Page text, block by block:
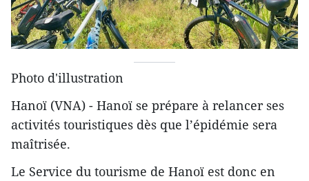
Photo d'illustration
Hanoï (VNA) - Hanoï se prépare à relancer ses
activités touristiques dès que l’épidémie sera
maîtrisée.
Le Service du tourisme de Hanoï est donc en